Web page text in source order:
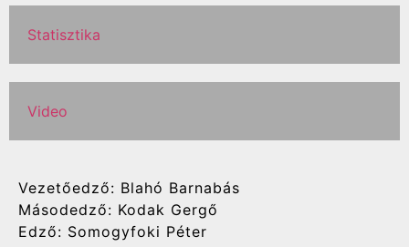
Statisztika
Video
Vezetőedző: Blahó Barnabás
Másodedző: Kodak Gergő
Edző: Somogyfoki Péter